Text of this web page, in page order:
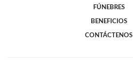
FÚNEBRES
BENEFICIOS
CONTÁCTENOS